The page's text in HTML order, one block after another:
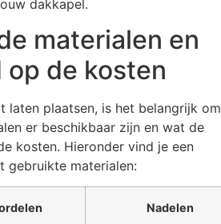
dakkapel.
materialen en
op de kosten
laten plaatsen, is het belangrijk om
er beschikbaar zijn en wat de
kosten. Hieronder vind je een
gebruikte materialen:
Nadelen